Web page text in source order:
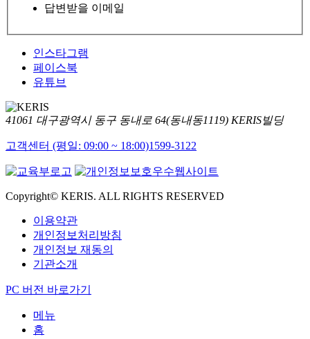
답변받을 이메일
인스타그램
페이스북
유튜브
41061 대구광역시 동구 동내로 64(동내동1119) KERIS빌딩
고객센터 (평일: 09:00 ~ 18:00)1599-3122
Copyright© KERIS. ALL RIGHTS RESERVED
이용약관
개인정보처리방침
개인정보 재동의
기관소개
PC 버전 바로가기
메뉴
홈